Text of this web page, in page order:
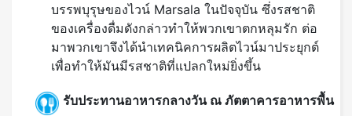
บรรพบุรุษของไวน์ Marsala ในปัจจุบัน ซึ่งรสชาติ
ของเครื่องดื่มดังกล่าวทำให้พวกเขาตกหลุมรัก ต่อ
มาพวกเขาจึงได้นำเทคนิคการผลิตไวน์มาประยุกต์
เพื่อทำให้มันมีรสชาติที่แปลกใหม่ยิ่งขึ้น
รับประทานอาหารกลางวัน ณ ภัตตาคารอาหารพื้น